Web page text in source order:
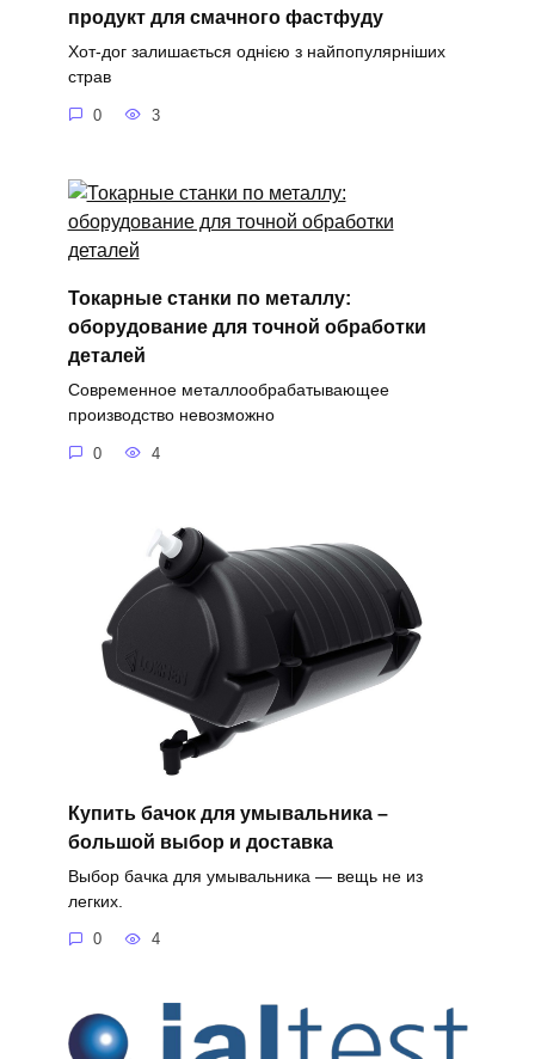
продукт для смачного фастфуду
Хот-дог залишається однією з найпопулярніших
страв
0 3
Токарные станки по металлу:
оборудование для точной обработки
деталей
Современное металлообрабатывающее
производство невозможно
0 4
Купить бачок для умывальника –
большой выбор и доставка
Выбор бачка для умывальника — вещь не из
легких.
0 4